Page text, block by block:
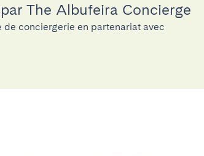
The Albufeira Concierge
conciergerie en partenariat avec